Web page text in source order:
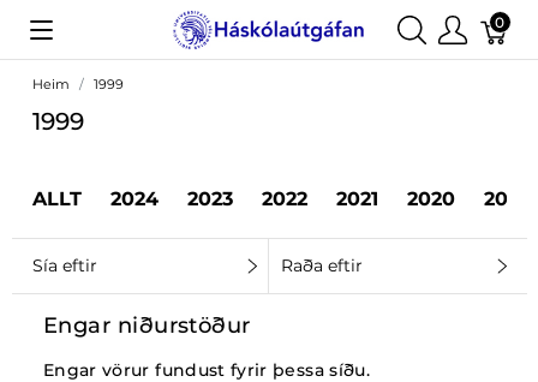
0
Heim 1999
1999
ALLT 2024 2023 2022 2021 2020 2019
Sía eftir Raða eftir
Engar niðurstöður
Engar vörur fundust fyrir þessa síðu.